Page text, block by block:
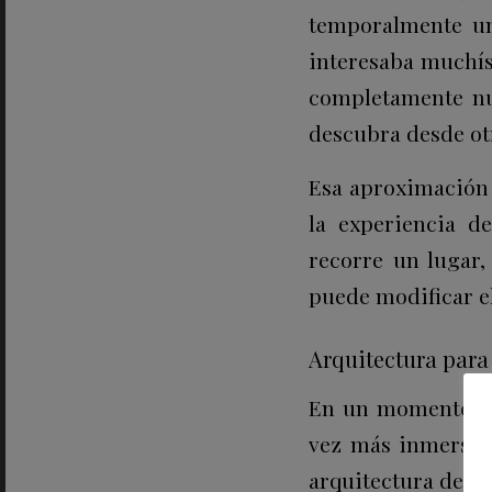
temporalmente
interesaba
completamente
descubra desde
Esa
la experiencia
recorre un
puede modificar
Arquitectura
En un momento
vez más
arquitectura